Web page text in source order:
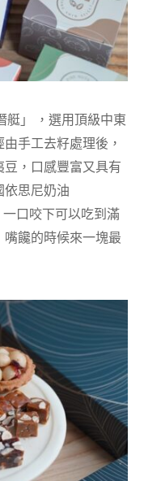
艇」 ，選用頂級中東
手工去籽處理後，
，口感豐富又具有
依思尼奶油
一口咬下可以吃到滿
饞的時候來一塊最